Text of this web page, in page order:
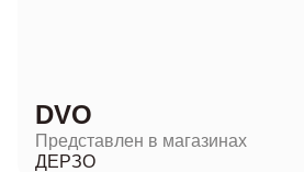
DVO
Представлен в магазинах
ДЕРЗО